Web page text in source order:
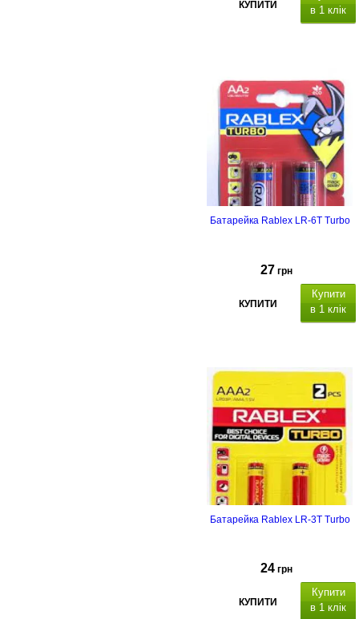
КУПИТИ
в 1 клік
Батарейка Rablex LR-6T Turbo
27 грн
КУПИТИ
Купити
в 1 клік
Батарейка Rablex LR-3T Turbo
24 грн
КУПИТИ
Купити
в 1 клік